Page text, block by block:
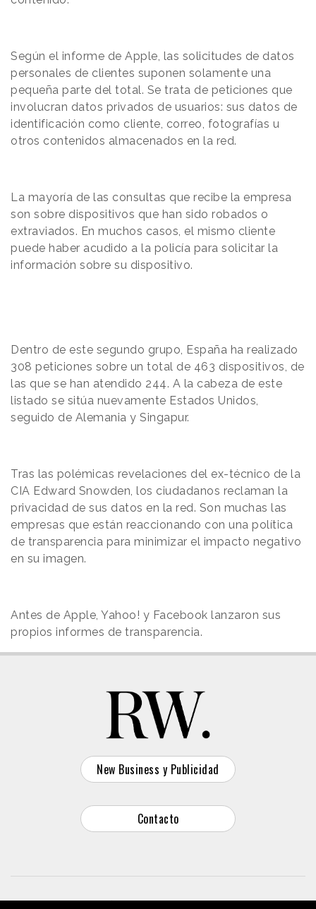
Según el informe de Apple, las solicitudes de datos
personales de clientes suponen solamente una
pequeña parte del total. Se trata de peticiones que
involucran datos privados de usuarios: sus datos de
identificación como cliente, correo, fotografías u
otros contenidos almacenados en la red.
La mayoría de las consultas que recibe la empresa
son sobre dispositivos que han sido robados o
extraviados. En muchos casos, el mismo cliente
puede haber acudido a la policía para solicitar la
información sobre su dispositivo.
Dentro de este segundo grupo, España ha realizado
308 peticiones sobre un total de 463 dispositivos, de
las que se han atendido 244. A la cabeza de este
listado se sitúa nuevamente Estados Unidos,
seguido de Alemania y Singapur.
Tras las polémicas revelaciones del ex-técnico de la
CIA Edward Snowden, los ciudadanos reclaman la
privacidad de sus datos en la red. Son muchas las
empresas que están reaccionando con una política
de transparencia para minimizar el impacto negativo
en su imagen.
Antes de Apple, Yahoo! y Facebook lanzaron sus
propios informes de transparencia.
New Business y Publicidad
Contacto